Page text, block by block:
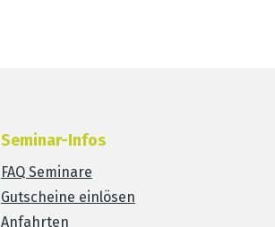
Seminar-Infos
FAQ Seminare
Gutscheine einlösen
Anfahrten